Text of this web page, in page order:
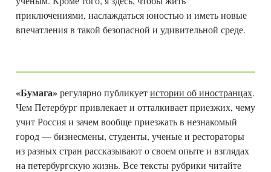
приключениями, наслаждаться юностью и иметь новые
впечатления в такой безопасной и удивительной среде.
«Бумага»регулярно публикуетистории об иностранцах.
Чем Петербург привлекает и отталкивает приезжих, чему
учит Россия и зачем вообще приезжать в незнакомый
город — бизнесмены, студенты, ученые и рестораторы
из разных стран рассказывают о своем опыте и взглядах
на петербургскую жизнь. Все тексты рубрики читайте